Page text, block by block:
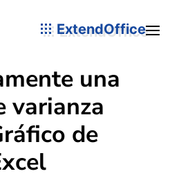
ExtendOffice
una
varianza
de